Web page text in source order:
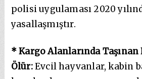
polisi uygulaması 2020
yasallaşmıştır.
* Kargo Alanlarında
Ölür:Evcil hayvanlar, kabin